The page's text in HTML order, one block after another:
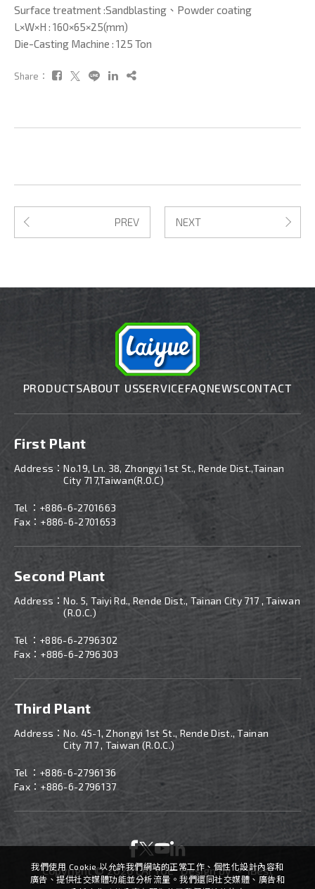
Surface treatment :Sandblasting、Powder coating
L×W×H : 160×65×25(mm)
Die-Casting Machine : 125 Ton
Share：
PREV NEXT
PRODUCTSABOUT USSERVICEFAQNEWSCONTACT
First Plant
Address：No.19, Ln. 38, Zhongyi 1st St., Rende Dist.,Tainan
City 717,Taiwan(R.O.C)
Tel ： +886-6-2701663
Fax：+886-6-2701653
Second Plant
Address：No. 5, Taiyi Rd., Rende Dist., Tainan City 717 , Taiwan
(R.O.C.)
Tel ： +886-6-2796302
Fax：+886-6-2796303
Third Plant
Address：No. 45-1, Zhongyi 1st St., Rende Dist., Tainan
City 717 , Taiwan (R.O.C.)
Tel ： +886-6-2796136
Fax：+886-6-2796137
Copyright © 2026 LAI YUE Design by -iBest
我們使用 Cookie 以允許我們網站的正常工作、個性化設計內容和
廣告、提供社交媒體功能並分析流量。我們還同社交媒體、廣告和